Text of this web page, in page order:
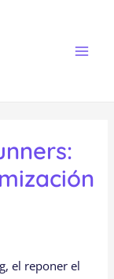
el reponer el